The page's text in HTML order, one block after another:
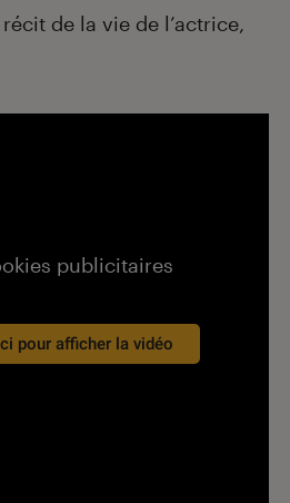
de la vie de l’actrice,
publicitaires
pour afficher la vidéo